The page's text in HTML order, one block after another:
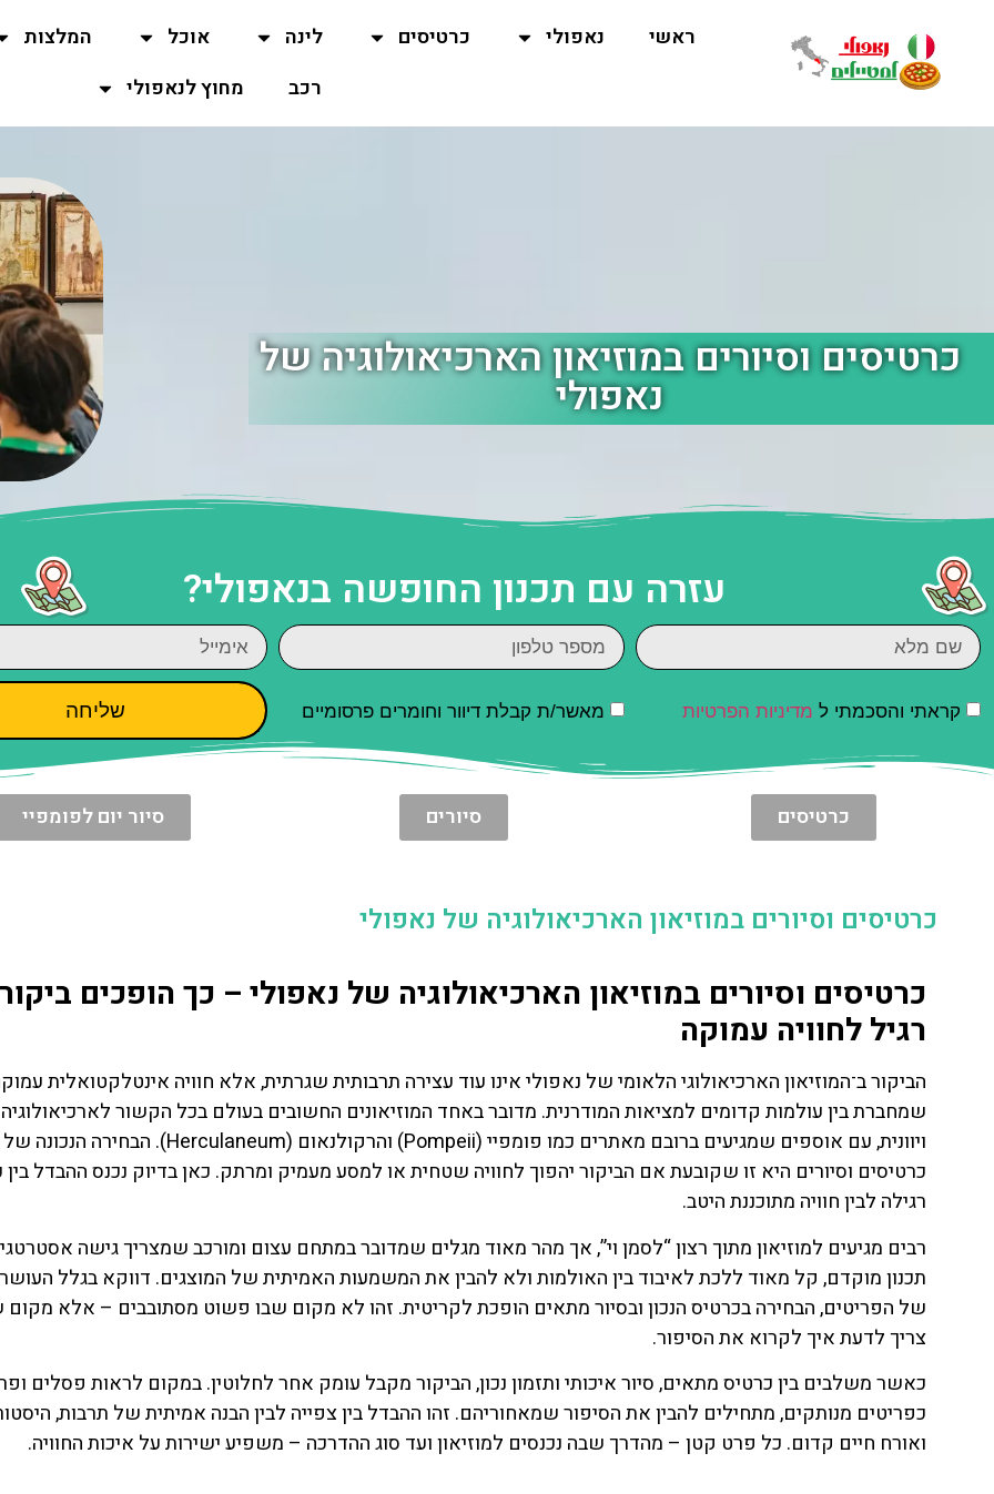
ראשי נאפולי כרטיסים לינה אוכל המלצות
רכב
מחוץ לנאפולי
כרטיסים וסיורים במוזיאון הארכיאולוגיה של
נאפולי
עזרה עם תכנון החופשה בנאפולי?
קראתי והסכמתי ל מדיניות הפרטיות מאשר/ת קבלת דיוור וחומרים פרסומיים שליחה
כרטיסים סיורים סיור יום לפומפיי
כרטיסים וסיורים במוזיאון הארכיאולוגיה של נאפולי
כרטיסים וסיורים במוזיאון הארכיאולוגיה של נאפולי – כך הופכים ביקור
רגיל לחוויה עמוקה
הביקור ב־המוזיאון הארכיאולוגי הלאומי של נאפולי אינו עוד עצירה תרבותית שגרתית, אלא חוויה אינטלקטואלית
שמחברת בין עולמות קדומים למציאות המודרנית. מדובר באחד המוזיאונים החשובים בעולם בכל הקשור
ויוונית, עם אוספים שמגיעים ברובם מאתרים כמו פומפיי (Pompeii) והרקולנאום (Herculaneum). הבחירה הנכונה של
כרטיסים וסיורים היא זו שקובעת אם הביקור יהפוך לחוויה שטחית או למסע מעמיק ומרתק. כאן בדיוק נכנס ההבדל בין
רגילה לבין חוויה מתוכננת היטב.
רבים מגיעים למוזיאון מתוך רצון “לסמן וי”, אך מהר מאוד מגלים שמדובר במתחם עצום ומורכב שמצריך גישה
תכנון מוקדם, קל מאוד ללכת לאיבוד בין האולמות ולא להבין את המשמעות האמיתית של המוצגים. דווקא בגלל
של הפריטים, הבחירה בכרטיס הנכון ובסיור מתאים הופכת לקריטית. זהו לא מקום שבו פשוט מסתובבים – אלא מקום
צריך לדעת איך לקרוא את הסיפור.
כאשר משלבים בין כרטיס מתאים, סיור איכותי ותזמון נכון, הביקור מקבל עומק אחר לחלוטין. במקום לראות פסלים
כפריטים מנותקים, מתחילים להבין את הסיפור שמאחוריהם. זהו ההבדל בין צפייה לבין הבנה אמיתית של תרבות,
ואורח חיים קדום. כל פרט קטן – מהדרך שבה נכנסים למוזיאון ועד סוג ההדרכה – משפיע ישירות על איכות החוויה.
טיסות
מציאת
טיסה זולה?
השכרת
רכב
כל
חמים